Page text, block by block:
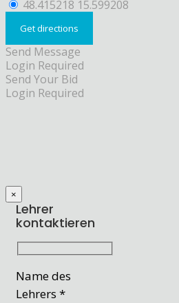
48.415218 15.599208
Send Message
Login Required
Send Your Bid
Login Required
×
Lehrer
kontaktieren
Name des
Lehrers *